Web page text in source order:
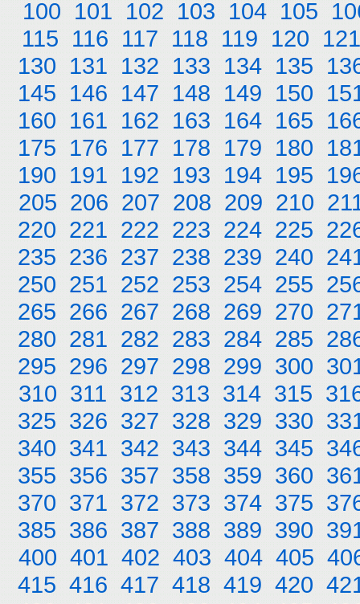
100 101 102 103 104 105
115 116 117 118 119 120 121
130 131 132 133 134 135
145 146 147 148 149 150
160 161 162 163 164 165
175 176 177 178 179 180
190 191 192 193 194 195
205 206 207 208 209 210
220 221 222 223 224 225
235 236 237 238 239 240
250 251 252 253 254 255
265 266 267 268 269 270
280 281 282 283 284 285
295 296 297 298 299 300
310 311 312 313 314 315
325 326 327 328 329 330
340 341 342 343 344 345
355 356 357 358 359 360
370 371 372 373 374 375
385 386 387 388 389 390
400 401 402 403 404 405
415 416 417 418 419 420